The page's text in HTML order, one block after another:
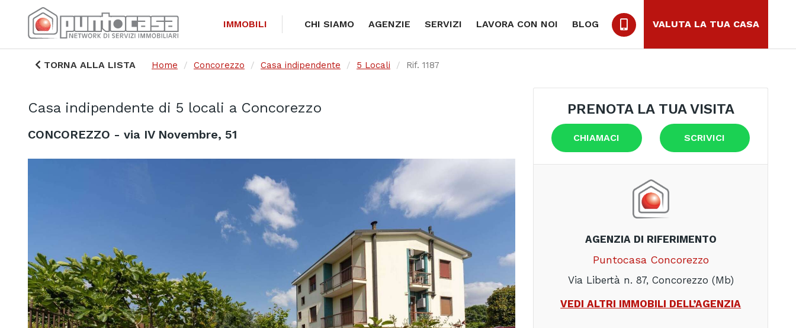
IMMOBILI CHI SIAMO AGENZIE SERVIZI LAVORA CON NOI BLOG VALUTA LA TUA CASA
TORNA ALLA LISTA Home Concorezzo Casa indipendente 5 Locali Rif. 1187
Casa indipendente di 5 locali a Concorezzo
CONCOREZZO - via IV Novembre, 51
PRENOTA LA TUA VISITA
CHIAMACI SCRIVICI
AGENZIA DI RIFERIMENTO
Puntocasa Concorezzo
Via Libertà n. 87, Concorezzo (Mb)
VEDI ALTRI IMMOBILI DELL’AGENZIA